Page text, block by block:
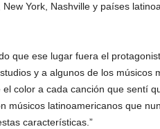
York, Nashville y países
que ese lugar fuera el
y a algunos de los músicos
color a cada canción que sentí
músicos latinoamericanos que
características.”